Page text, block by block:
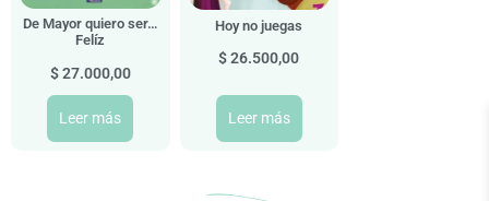
De Mayor quiero ser…
Felíz
$27.000,00
Leer más
Hoy no juegas
$26.500,00
Leer más